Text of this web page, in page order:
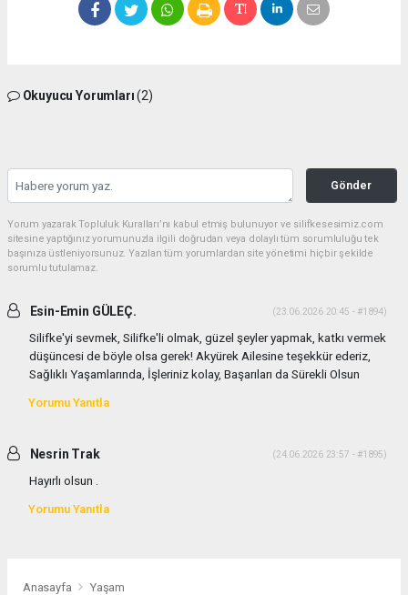
Okuyucu Yorumları(2)
Gönder
Yorum yazarak Topluluk Kuralları’nı kabul etmiş bulunuyor ve silifkesesimiz.com
sitesine yaptığınız yorumunuzla ilgili doğrudan veya dolaylı tüm sorumluluğu tek
başınıza üstleniyorsunuz. Yazılan tüm yorumlardan site yönetimi hiçbir şekilde
sorumlu tutulamaz.
Esin-Emin GÜLEÇ. (23.06.2026 20:45 - #1894)
Silifke'yi sevmek, Silifke'li olmak, güzel şeyler yapmak, katkı vermek
düşüncesi de böyle olsa gerek! Akyürek Ailesine teşekkür ederiz,
Sağlıklı Yaşamlarında, İşleriniz kolay, Başarıları da Sürekli Olsun
Yorumu Yanıtla
Nesrin Trak (24.06.2026 23:57 - #1895)
Hayırlı olsun .
Yorumu Yanıtla
Anasayfa Yaşam